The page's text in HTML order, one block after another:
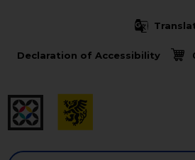
Declaration of Accessibility